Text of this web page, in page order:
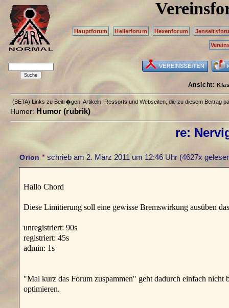
Hauptforum Heilerforum Hexenforum
Ansicht:
(BETA) Links zu Beitr�gen, Artikeln, Ressorts und Webseiten, die zu diesem Beitrag
Humor: Humor (rubrik)
re:
Orion * schrieb am 2. März 2011 um 12:46 Uhr(4627x
Hallo Chord
Diese Limitierung soll eine gewisse Bremswirkung ausüben
unregistriert: 90s
registriert: 45s
admin: 1s
"Mal kurz das Forum zuspammen" geht dadurch einfach
optimieren.